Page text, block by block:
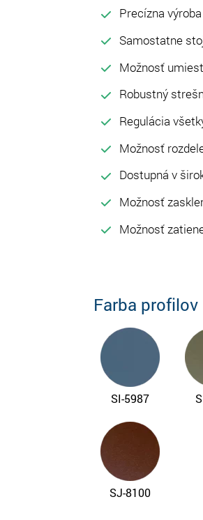
Precízna
Samostatne
Možnosť
Robustný
Regulácia
Možnosť
Dostupná v
Možnosť
Možnosť
Farba profilov
SI-5987
SJ-8100